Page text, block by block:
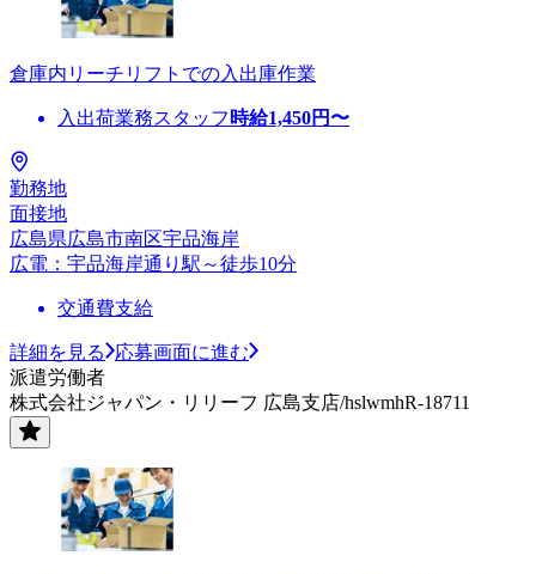
倉庫内リーチリフトでの入出庫作業
入出荷業務スタッフ 時給1,450円〜
勤務地
面接地
広島県広島市南区宇品海岸
広電：宇品海岸通り駅～徒歩10分
交通費支給
詳細を見る
応募画面に進む
派遣労働者
株式会社ジャパン・リリーフ 広島支店/hslwmhR-18711